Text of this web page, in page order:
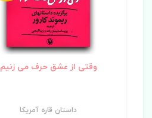
وقتی از عشق حرف می زنیم
داستان قاره آمریکا